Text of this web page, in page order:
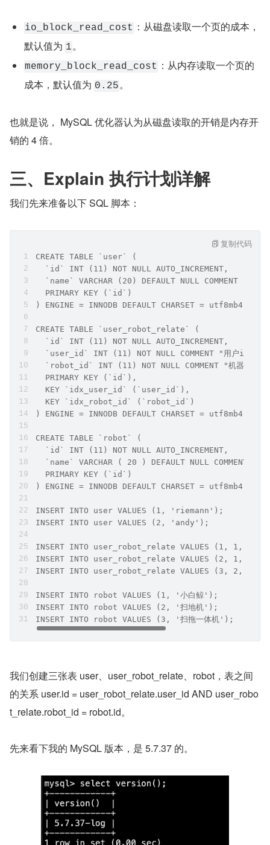
io_block_read_cost ：从磁盘读取一个页的成本，
默认值为 1。
memory_block_read_cost ：从内存读取一个页的
成本，默认值为 0.25。
也就是说， MySQL 优化器认为从磁盘读取的开销是内存开
销的 4 倍。
三、Explain 执行计划详解
我们先来准备以下 SQL 脚本：
CREATE TABLE `user` (
  `id` INT (11) NOT NULL AUTO_INCREMENT,
`name` VARCHAR (20) DEFAULT NULL COMMENT "用户
  PRIMARY KEY (`id`)
) ENGINE = INNODB DEFAULT CHARSET = utf8mb4
CREATE TABLE `user_robot_relate` (
  `id` INT (11) NOT NULL AUTO_INCREMENT,
  `user_id` INT (11) NOT NULL COMMENT "用户id",
`robot_id` INT (11) NOT NULL COMMENT "机器人
  PRIMARY KEY (`id`),
  KEY `idx_user_id` (`user_id`),
  KEY `idx_robot_id` (`robot_id`)
) ENGINE = INNODB DEFAULT CHARSET = utf8mb4
CREATE TABLE `robot` (
  `id` INT (11) NOT NULL AUTO_INCREMENT,
`name` VARCHAR ( 20 ) DEFAULT NULL COMMENT "机
  PRIMARY KEY (`id`)
) ENGINE = INNODB DEFAULT CHARSET = utf8mb4
INSERT INTO user VALUES (1, 'riemann');
INSERT INTO user VALUES (2, 'andy');
INSERT INTO user_robot_relate VALUES (1, 1, 1);
INSERT INTO user_robot_relate VALUES (2, 1, 2);
INSERT INTO user_robot_relate VALUES (3, 2, 3);
INSERT INTO robot VALUES (1, '小白鲸');
INSERT INTO robot VALUES (2, '扫地机');
INSERT INTO robot VALUES (3, '扫拖一体机');
复制代码
我们创建三张表 user、user_robot_relate、robot，表之间
的关系 user.id = user_robot_relate.user_id AND user_robo
t_relate.robot_id = robot.id。
先来看下我的 MySQL 版本，是 5.7.37 的。